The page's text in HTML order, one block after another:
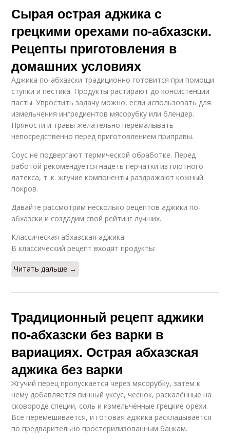
Сырая острая аджика с
грецкими орехами по-абхазски.
Рецепты приготовления в
домашних условиях
Аджика по-абхазски традиционно готовится при помощи
ступки и пестика. Продукты растирают до консистенции
пасты. Упростить задачу можно, если использовать для
измельчения ингредиентов мясорубку или блендер.
Пряности и травы желательно перемалывать
непосредственно перед приготовлением приправы.
Соус не подвергают термической обработке. Перед
работой рекомендуется надеть перчатки из плотного
латекса, т. к. жгучие компоненты раздражают кожный
покров.
Давайте рассмотрим несколько рецептов аджики по-
абхазски и создадим свой рейтинг лучших.
Классическая абхазская аджика
В классический рецепт входят продукты:
Читать дальше →
Традиционный рецепт аджики
по-абхазски без варки в
вариациях. Острая абхазская
аджика без варки
Жгучий перец пропускается через мясорубку, затем к
нему добавляется винный уксус, чеснок, раскалённые на
сковороде специи, соль и измельчённые грецкие орехи.
Всё перемешивается, и готовая аджика раскладывается
по предварительно простерилизованным банкам.